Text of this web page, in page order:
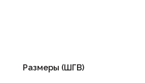
Размеры (ШГВ)